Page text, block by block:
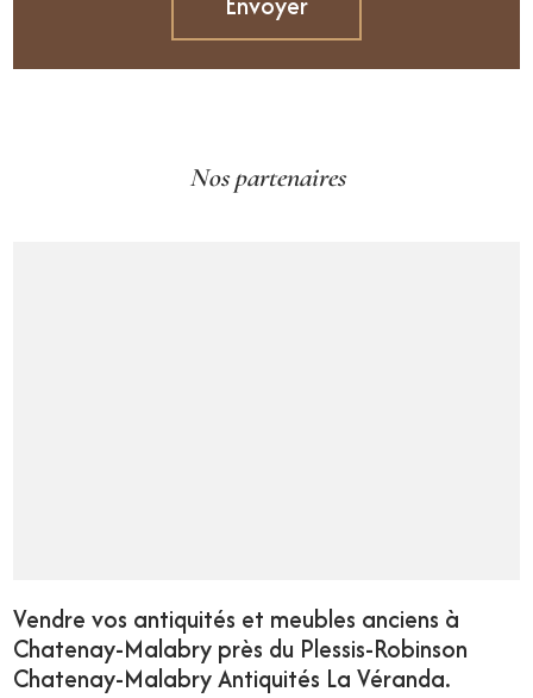
Nos partenaires
Vendre vos antiquités et meubles anciens à
Chatenay-Malabry près du Plessis-Robinson
Chatenay-Malabry Antiquités La Véranda.